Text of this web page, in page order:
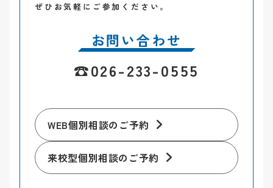
ぜひお気軽にご参加ください。
お問い合わせ
☎026-233-0555
WEB個別相談のご予約
来校型個別相談のご予約